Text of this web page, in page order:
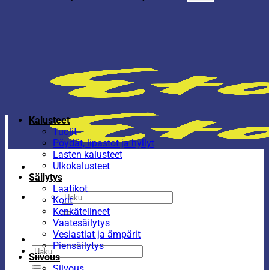
Etsi:
Etsi:
Kalusteet
Tuolit
Pöydät, lipastot ja hyllyt
Lasten kalusteet
Ulkokalusteet
Säilytys
Laatikot
Korit
Kenkätelineet
Vaatesäilytys
Vesiastiat ja ämpärit
Piensäilytys
Siivous